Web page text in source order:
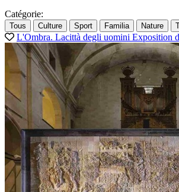
Catégorie:
Tous Culture Sport Familia Nature
L'Ombra. Lacittà degli uomini Exposition